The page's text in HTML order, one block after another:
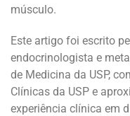
músculo.
Este artigo foi escrito
endocrinologista e
de Medicina da USP,
Clínicas da USP e
experiência clínica em